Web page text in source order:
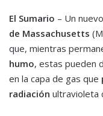
El Sumario – Un
de Massachusetts
que, mientras
humo, estas pueden
en la capa de gas que
radiación ultravioleta